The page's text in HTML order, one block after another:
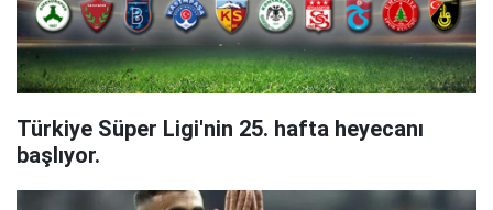
Türkiye Süper Ligi'nin 25. hafta heyecanı
başlıyor.